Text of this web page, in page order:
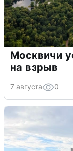
Москвичи
на взрыв
7 августа 0